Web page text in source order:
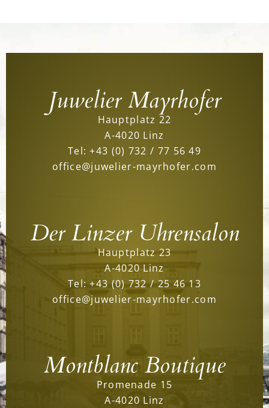
Juwelier Mayrhofer
Hauptplatz 22
A-4020 Linz
Tel:+43 (0) 732 / 77 56 49
office@juwelier-mayrhofer.com
Der Linzer Uhrensalon
Hauptplatz 23
A-4020 Linz
Tel:+43 (0) 732 / 25 46 13
office@juwelier-mayrhofer.com
Montblanc Boutique
Promenade 15
A-4020 Linz